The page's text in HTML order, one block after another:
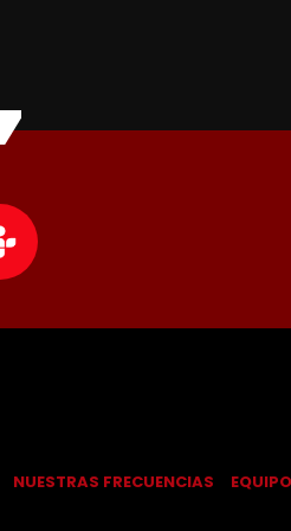
NUESTRAS FRECUENCIAS EQUIPO